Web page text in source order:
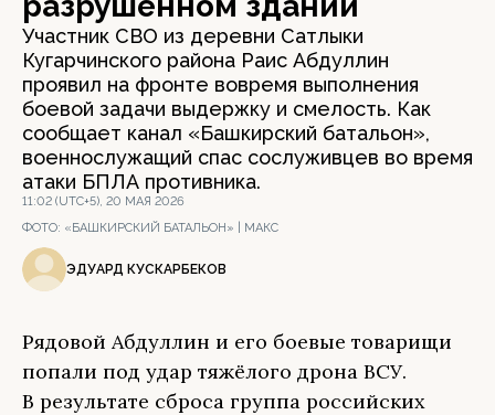
Участник СВО из деревни Сатлыки
Кугарчинского района Раис Абдуллин
проявил на фронте вовремя выполнения
боевой задачи выдержку и смелость. Как
сообщает канал «Башкирский батальон»,
военнослужащий спас сослуживцев во время
атаки БПЛА противника.
11:02 (UTC+5), 20 МАЯ 2026
ФОТО: «БАШКИРСКИЙ БАТАЛЬОН» | МАКС
ЭДУАРД КУСКАРБЕКОВ
Рядовой Абдуллин и его боевые товарищи
попали под удар тяжёлого дрона ВСУ.
В результате сброса группа российских